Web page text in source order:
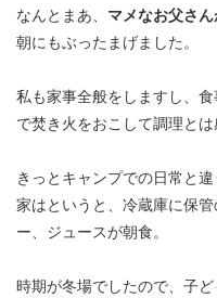
なんとまあ、 マメなお父さん
朝にもぶったまげました。
私も家事全般をしますし、
で焚き火をおこして調理とは
きっとキャンプでの日常と
家はというと、冷蔵庫に保
ー、ジュースが朝食。
時期が冬場でしたので、子